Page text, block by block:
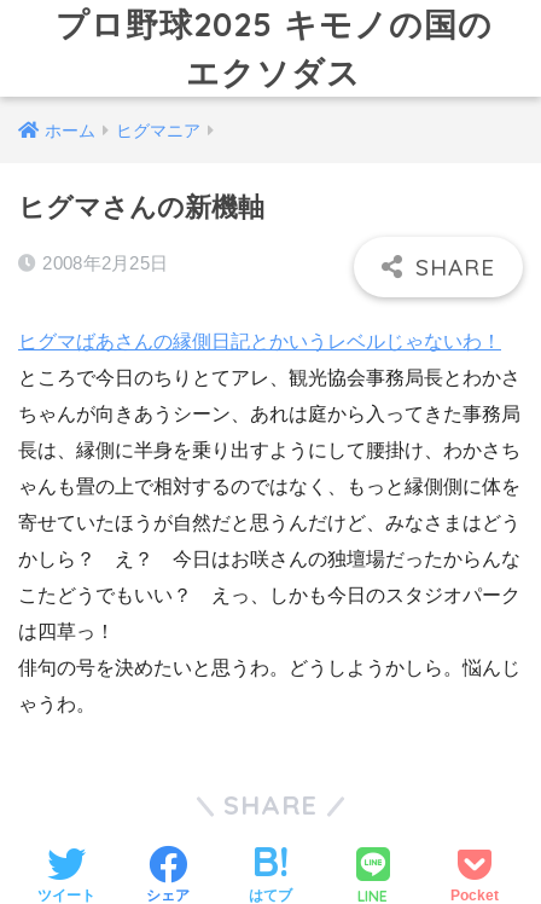
プロ野球2025 キモノの国の
エクソダス
ホーム ヒグマニア
ヒグマさんの新機軸
2008年2月25日
ヒグマばあさんの縁側日記とかいうレベルじゃないわ！
ところで今日のちりとてアレ、観光協会事務局長とわかさ
ちゃんが向きあうシーン、あれは庭から入ってきた事務局
長は、縁側に半身を乗り出すようにして腰掛け、わかさち
ゃんも畳の上で相対するのではなく、もっと縁側側に体を
寄せていたほうが自然だと思うんだけど、みなさまはどう
かしら？ え？ 今日はお咲さんの独壇場だったからんな
こたどうでもいい？ えっ、しかも今日のスタジオパーク
は四草っ！
俳句の号を決めたいと思うわ。どうしようかしら。悩んじ
ゃうわ。
SHARE
ツイート シェア はてブ LINE Pocket